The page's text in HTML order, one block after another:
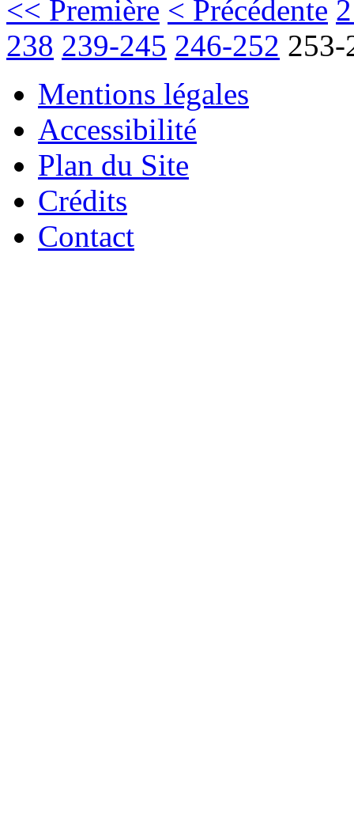
<< Première < Précédente
238 239-245 246-252 253-
Mentions légales
Accessibilité
Plan du Site
Crédits
Contact